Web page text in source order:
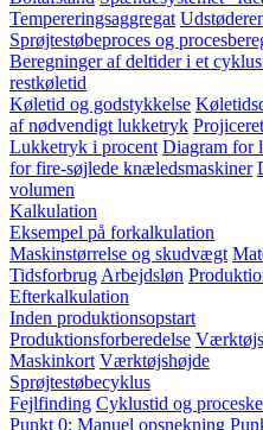
Tempereringsaggregat
Sprøjtestøbeproces og
Beregninger af deltider i et
restkøletid
Køletid og godstykkelse
af nødvendigt lukketryk
Lukketryk i procent Diagram for
for fire-søjlede knæledsmaskiner
volumen
Kalkulation
Eksempel på forkalkulation
Maskinstørrelse og skudvægt
Tidsforbrug Arbejdsløn
Efterkalkulation
Inden produktionsopstart
Produktionsforberedelse
Maskinkort Værktøjshøjde
Sprøjtestøbecyklus
Fejlfinding Cyklustid og
Punkt 0: Manuel opsnekning